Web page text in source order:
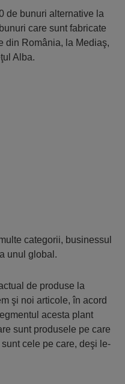
de bunuri alternative la
care sunt fabricate
din România, la Mediaş,
Alba.
categorii, businessul
unul global.
de produse la
şi noi articole, în acord
acesta plant
sunt produsele pe care
cele pe care, deşi le-